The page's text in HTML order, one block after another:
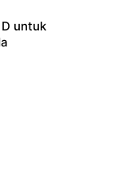
untuk